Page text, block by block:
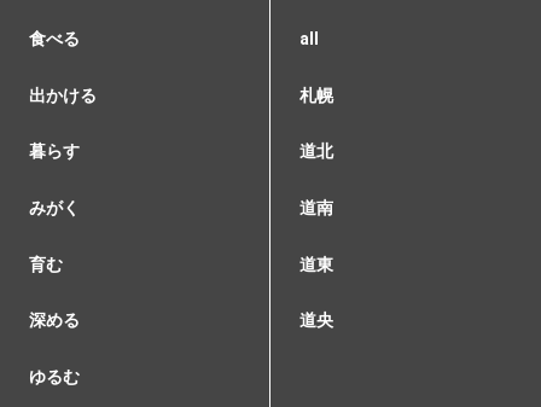
食べる
出かける
暮らす
みがく
育む
深める
ゆるむ
all
札幌
道北
道南
道東
道央